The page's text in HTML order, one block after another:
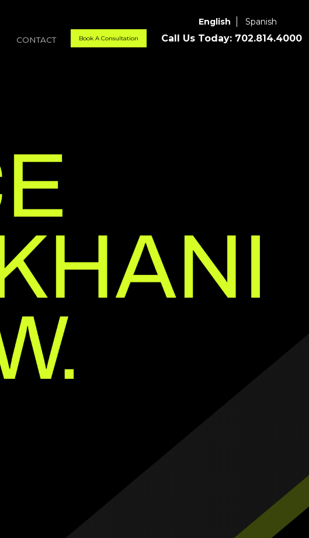
English Spanish
CONTACT Book A Consultation Call Us Today: 702.814.4000